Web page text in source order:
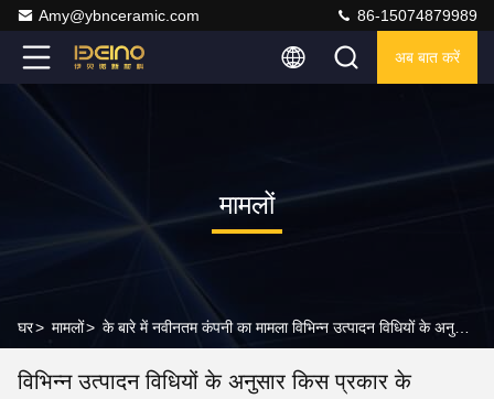
Amy@ybnceramic.com 86-15074879989
अब बात करें
मामलों
घर> मामलों>
विभिन्न उत्पादन विधियों के अनुसार किस प्रकार के